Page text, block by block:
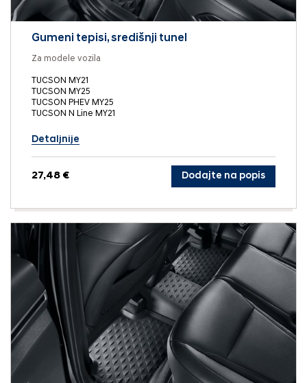
Gumeni tepisi, središnji tunel
Za modele vozila
TUCSON MY21
TUCSON MY25
TUCSON PHEV MY25
TUCSON N Line MY21
Detaljnije
27,48 € Dodajte na popis